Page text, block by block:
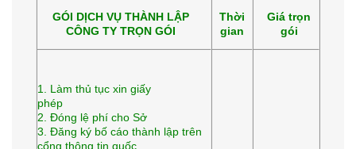
GÓI DỊCH VỤ THÀNH LẬP
CÔNG TY TRỌN GÓI
Thời
gian
Giá trọn
gói
1. Làm thủ tục xin giấy
phép
2. Đóng lệ phí cho Sở
3. Đăng ký bố cáo thành lập trên
cổng thông tin quốc